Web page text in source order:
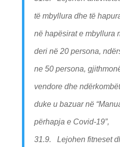
të mbyllura dhe të
në hapësirat e mbyllura
deri në 20 persona,
ne 50 persona,
vendore dhe
duke u bazuar në
përhapja e Covid-19”,
31.9. Lejohen fitneset